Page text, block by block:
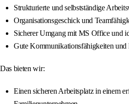
Strukturierte und selbstständige
Organisationsgeschick und
Sicherer Umgang mit MS Office und
Gute Kommunikationsfähigkeiten und
Das bieten wir:
Einen sicheren Arbeitsplatz in einem